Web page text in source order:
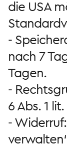
die USA
-
nach 7
Tagen.
-
6 Abs. 1
-